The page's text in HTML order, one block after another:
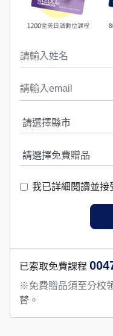
我已詳細閱讀並接
已索取免費課程
※免費贈品須至分校
替。